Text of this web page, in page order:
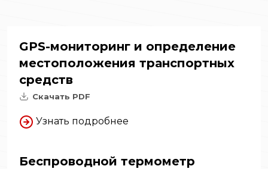
GPS-мониторинг и определение
местоположения транспортных
средств
Скачать PDF
Узнать подробнее
Беспроводной термометр